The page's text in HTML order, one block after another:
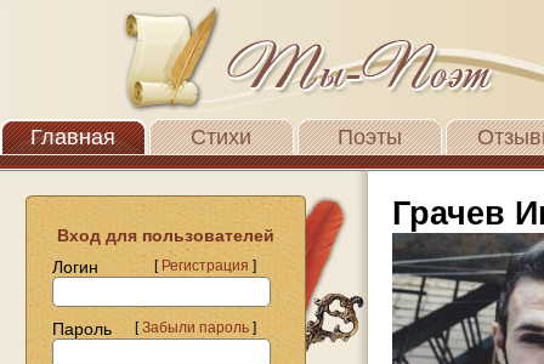
Главная Стихи Поэты
Вход для пользователей
Логин
[Регистрация]
Пароль [Забыли пароль]
Грачев